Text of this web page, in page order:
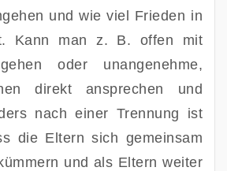
und wie viel Frieden in
Kann man z. B. offen mit
oder unangenehme,
direkt ansprechen und
nach einer Trennung ist
die Eltern sich gemeinsam
und als Eltern weiter